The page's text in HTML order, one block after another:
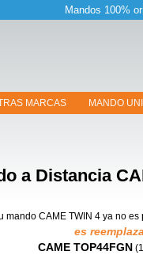
Mandos 100%
MARCAS MANDO
a Distancia
mando CAME TWIN 4 ya no es
es
CAME TOP44FGN